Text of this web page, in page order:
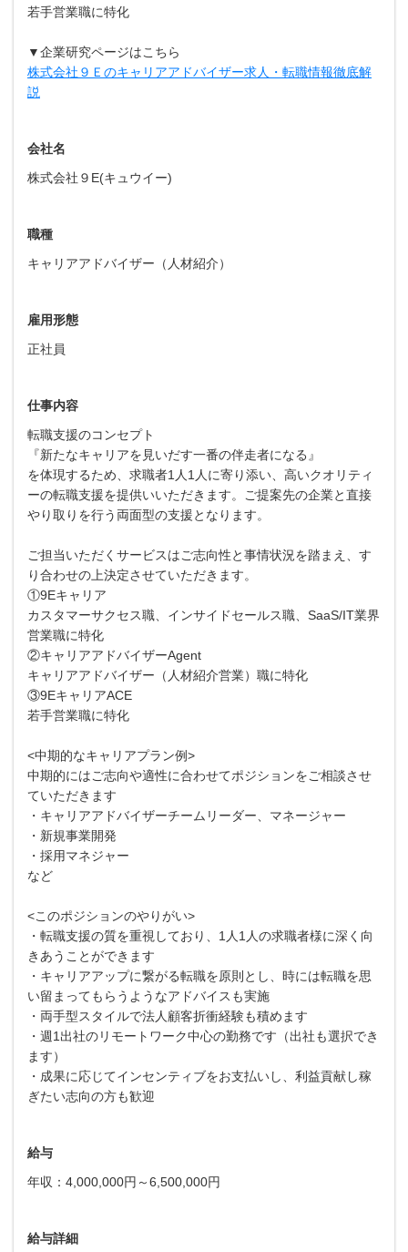
若手営業職に特化
▼企業研究ページはこちら
株式会社９Ｅのキャリアアドバイザー求人・転職情報徹底解
説
会社名
株式会社９E(キュウイー)
職種
キャリアアドバイザー（人材紹介）
雇用形態
正社員
仕事内容
転職支援のコンセプト
『新たなキャリアを見いだす一番の伴走者になる』
を体現するため、求職者1人1人に寄り添い、高いクオリティ
ーの転職支援を提供いいただきます。ご提案先の企業と直接
やり取りを行う両面型の支援となります。
ご担当いただくサービスはご志向性と事情状況を踏まえ、す
り合わせの上決定させていただきます。
①9Eキャリア
カスタマーサクセス職、インサイドセールス職、SaaS/IT業界
営業職に特化
②キャリアアドバイザーAgent
キャリアアドバイザー（人材紹介営業）職に特化
③9EキャリアACE
若手営業職に特化
<中期的なキャリアプラン例>
中期的にはご志向や適性に合わせてポジションをご相談させ
ていただきます
・キャリアアドバイザーチームリーダー、マネージャー
・新規事業開発
・採用マネジャー
など
<このポジションのやりがい>
・転職支援の質を重視しており、1人1人の求職者様に深く向
きあうことができます
・キャリアアップに繋がる転職を原則とし、時には転職を思
い留まってもらうようなアドバイスも実施
・両手型スタイルで法人顧客折衝経験も積めます
・週1出社のリモートワーク中心の勤務です（出社も選択でき
ます）
・成果に応じてインセンティブをお支払いし、利益貢献し稼
ぎたい志向の方も歓迎
給与
年収：4,000,000円～6,500,000円
給与詳細